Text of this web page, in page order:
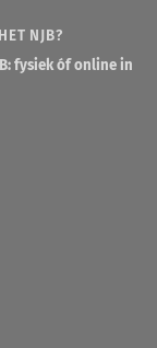
NJB?
fysiek óf online in